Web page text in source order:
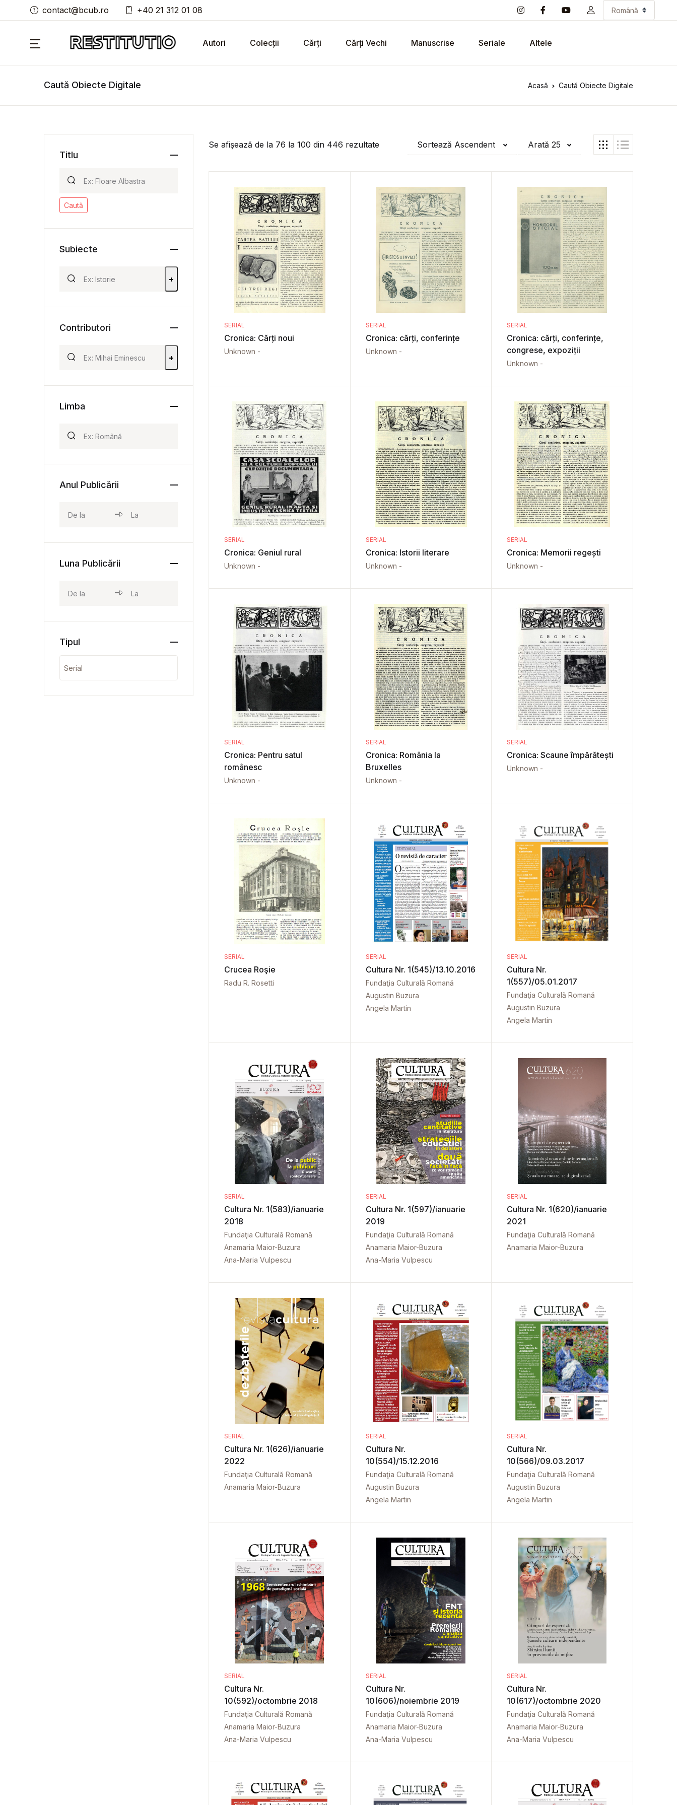
contact@bcub.ro +40 21 312 01 08
Autori Colecții Cărți Cărți Vechi Manuscrise Seriale Altele
Caută Obiecte Digitale Acasă Caută Obiecte Digitale
Se afișează de la 76 la 100 din 446 rezultate Sortează Ascendent Arată 25
SERIAL
Cronica: Cărți noui
Unknown -
SERIAL
Cronica: cărți, conferințe
Unknown -
SERIAL
Cronica: cărți, conferințe,
congrese, expoziții
Unknown -
SERIAL
Cronica: Geniul rural
Unknown -
SERIAL
Cronica: Istorii literare
Unknown -
SERIAL
Cronica: Memorii regești
Unknown -
SERIAL
Cronica: Pentru satul
românesc
Unknown -
SERIAL
Cronica: România la
Bruxelles
Unknown -
SERIAL
Cronica: Scaune împărătești
Unknown -
SERIAL
Crucea Roşie
Radu R. Rosetti
SERIAL
Cultura Nr. 1(545)/13.10.2016
Fundaţia Culturală Romană
Augustin Buzura
Angela Martin
SERIAL
Cultura Nr.
1(557)/05.01.2017
Fundaţia Culturală Romană
Augustin Buzura
Angela Martin
SERIAL
Cultura Nr. 1(583)/ianuarie
2018
Fundaţia Culturală Romană
Anamaria Maior-Buzura
Ana-Maria Vulpescu
SERIAL
Cultura Nr. 1(597)/ianuarie
2019
Fundaţia Culturală Romană
Anamaria Maior-Buzura
Ana-Maria Vulpescu
SERIAL
Cultura Nr. 1(620)/ianuarie
2021
Fundaţia Culturală Romană
Anamaria Maior-Buzura
SERIAL
Cultura Nr. 1(626)/ianuarie
2022
Fundaţia Culturală Romană
Anamaria Maior-Buzura
SERIAL
Cultura Nr.
10(554)/15.12.2016
Fundaţia Culturală Romană
Augustin Buzura
Angela Martin
SERIAL
Cultura Nr.
10(566)/09.03.2017
Fundaţia Culturală Romană
Augustin Buzura
Angela Martin
SERIAL
Cultura Nr.
10(592)/octombrie 2018
Fundaţia Culturală Romană
Anamaria Maior-Buzura
Ana-Maria Vulpescu
SERIAL
Cultura Nr.
10(606)/noiembrie 2019
Fundaţia Culturală Romană
Anamaria Maior-Buzura
Ana-Maria Vulpescu
SERIAL
Cultura Nr.
10(617)/octombrie 2020
Fundaţia Culturală Romană
Anamaria Maior-Buzura
Ana-Maria Vulpescu
Titlu
Caută
Subiecte
+
Contributori
+
Limba
Anul Publicării
Luna Publicării
Tipul